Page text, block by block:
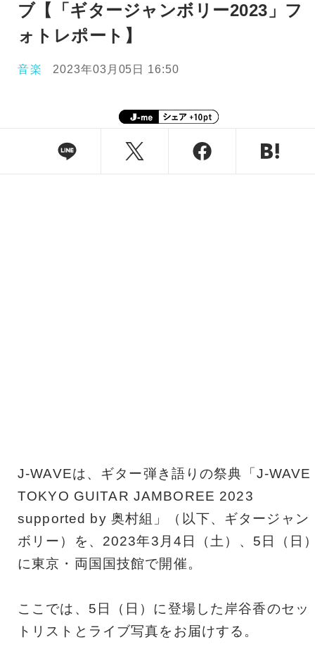
ブ【「ギタージャンボリー2023」フ
ォトレポート】
音楽 2023年03月05日 16:50
J-WAVEは、ギター弾き語りの祭典「J-WAVE
TOKYO GUITAR JAMBOREE 2023
supported by 奥村組」（以下、ギタージャン
ボリー）を、2023年3月4日（土）、5日（日
に東京・両国国技館で開催。
ここでは、5日（日）に登場した岸谷香のセッ
トリストとライブ写真をお届けする。